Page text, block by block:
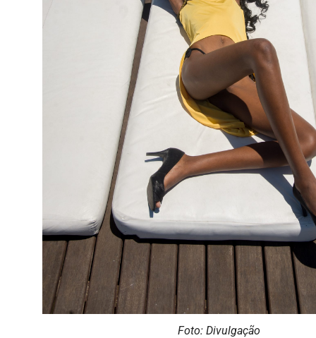
Foto: Divulgação